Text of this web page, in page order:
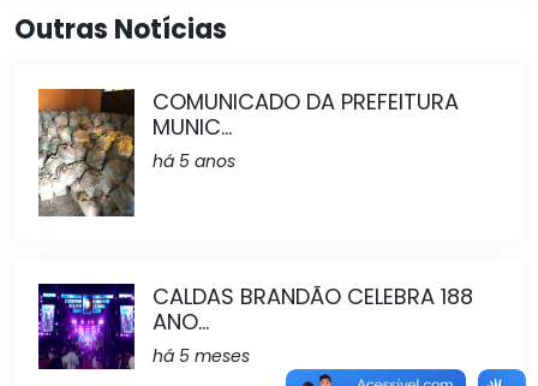
Outras Notícias
COMUNICADO DA PREFEITURA
MUNIC...
há 5 anos
CALDAS BRANDÃO CELEBRA 188
ANO...
há 5 meses